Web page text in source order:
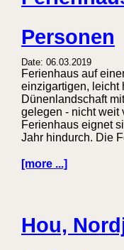
Personen
Date: 06.03.2019
Ferienhaus auf
einzigartigen, leicht
Dünenlandschaft
gelegen - nicht weit
Ferienhaus eignet
Jahr hindurch. Die
[more ...]
Hou,